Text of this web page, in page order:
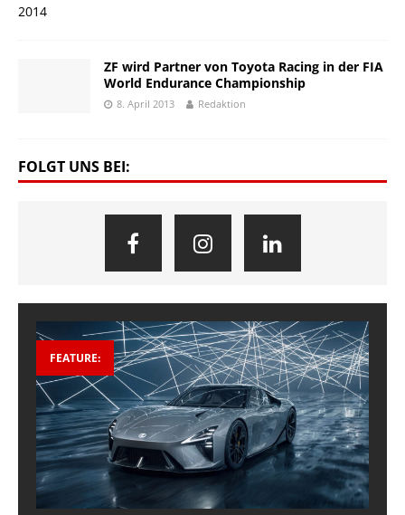
ZF wird Partner von Toyota Racing in der FIA
World Endurance Championship
8. April 2013 Redaktion
FOLGT UNS BEI:
FEATURE: